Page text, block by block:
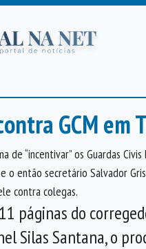
GCM em
Anterior
“incentivar” os Guardas
então secretário Salvador
contra colegas.
páginas do
Silas Santana, o